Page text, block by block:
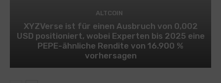
ALTCOIN
XYZVerse ist für einen Ausbruch von 0,002
USD positioniert, wobei Experten bis 2025 eine
PEPE-ähnliche Rendite von 16.900 %
vorhersagen